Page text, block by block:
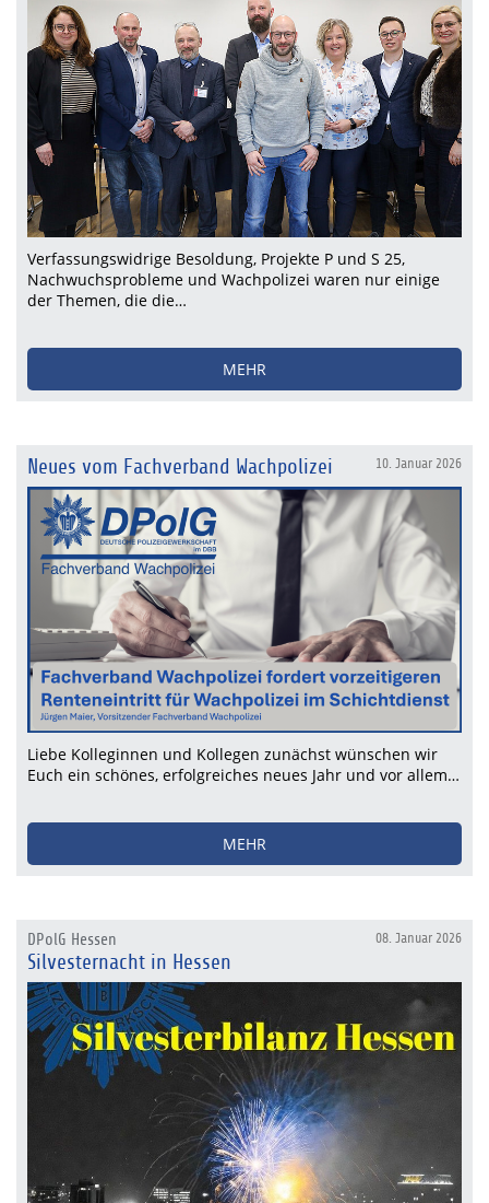
Verfassungswidrige Besoldung, Projekte P und S 25,
Nachwuchsprobleme und Wachpolizei waren nur einige
der Themen, die die…
MEHR
10. Januar 2026
Neues vom Fachverband Wachpolizei
Liebe Kolleginnen und Kollegen zunächst wünschen wir
Euch ein schönes, erfolgreiches neues Jahr und vor allem…
MEHR
08. Januar 2026
DPolG Hessen
Silvesternacht in Hessen